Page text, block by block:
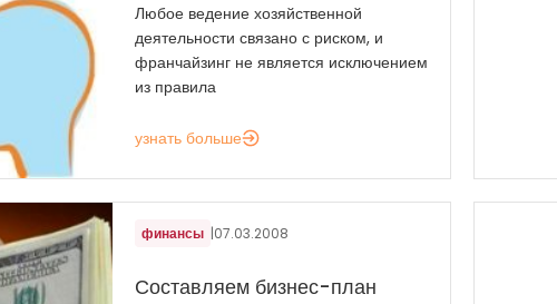
Любое ведение хозяйственной
деятельности связано с риском, и
франчайзинг не является исключением
из правила
узнать больше
финансы |07.03.2008
Составляем бизнес-план